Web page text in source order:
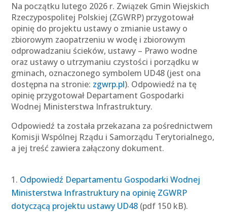
Na początku lutego 2026 r. Związek Gmin Wiejskich
Rzeczypospolitej Polskiej (ZGWRP) przygotował
opinię do projektu ustawy o zmianie ustawy o
zbiorowym zaopatrzeniu w wodę i zbiorowym
odprowadzaniu ścieków, ustawy – Prawo wodne
oraz ustawy o utrzymaniu czystości i porządku w
gminach, oznaczonego symbolem UD48 (jest ona
dostępna na stronie: zgwrp.pl). Odpowiedź na tę
opinię przygotował Departament Gospodarki
Wodnej Ministerstwa Infrastruktury.
Odpowiedź ta została przekazana za pośrednictwem
Komisji Wspólnej Rządu i Samorządu Terytorialnego,
a jej treść zawiera załączony dokument.
Odpowiedź Departamentu Gospodarki Wodnej
Ministerstwa Infrastruktury na opinię ZGWRP
dotyczącą projektu ustawy UD48 (pdf 150 kB).